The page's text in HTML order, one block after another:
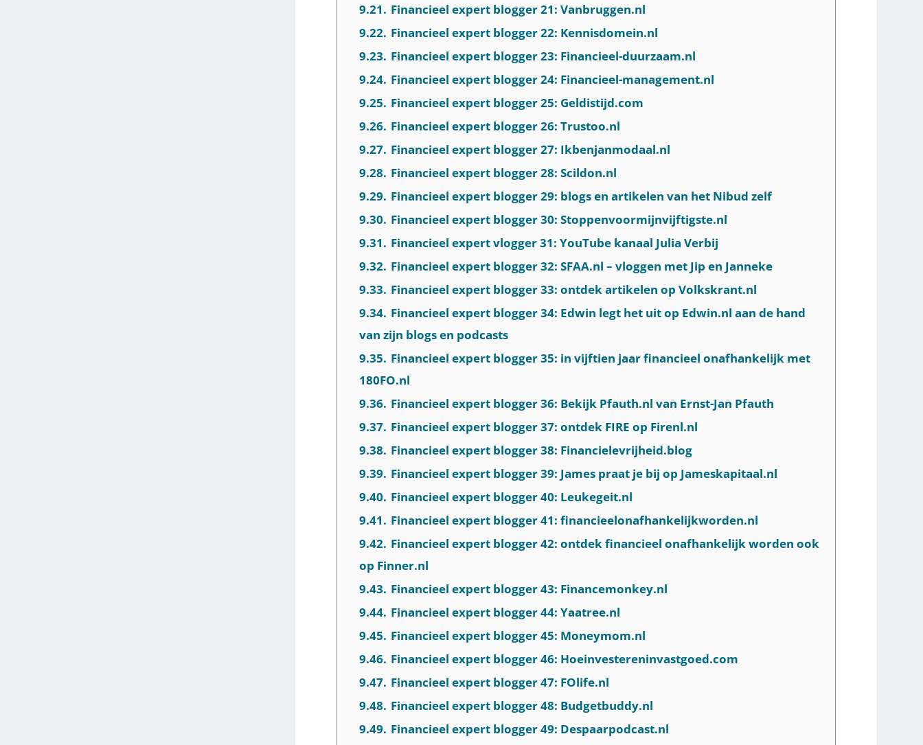
9.21. Financieel expert blogger 21: Vanbruggen.nl
9.22. Financieel expert blogger 22: Kennisdomein.nl
9.23. Financieel expert blogger 23: Financieel-duurzaam.nl
9.24. Financieel expert blogger 24: Financieel-management.nl
9.25. Financieel expert blogger 25: Geldistijd.com
9.26. Financieel expert blogger 26: Trustoo.nl
9.27. Financieel expert blogger 27: Ikbenjanmodaal.nl
9.28. Financieel expert blogger 28: Scildon.nl
9.29. Financieel expert blogger 29: blogs en artikelen van het Nibud zelf
9.30. Financieel expert blogger 30: Stoppenvoormijnvijftigste.nl
9.31. Financieel expert vlogger 31: YouTube kanaal Julia Verbij
9.32. Financieel expert blogger 32: SFAA.nl – vloggen met Jip en Janneke
9.33. Financieel expert blogger 33: ontdek artikelen op Volkskrant.nl
9.34. Financieel expert blogger 34: Edwin legt het uit op Edwin.nl aan de hand
van zijn blogs en podcasts
9.35. Financieel expert blogger 35: in vijftien jaar financieel onafhankelijk met
180FO.nl
9.36. Financieel expert blogger 36: Bekijk Pfauth.nl van Ernst-Jan Pfauth
9.37. Financieel expert blogger 37: ontdek FIRE op Firenl.nl
9.38. Financieel expert blogger 38: Financielevrijheid.blog
9.39. Financieel expert blogger 39: James praat je bij op Jameskapitaal.nl
9.40. Financieel expert blogger 40: Leukegeit.nl
9.41. Financieel expert blogger 41: financieelonafhankelijkworden.nl
9.42. Financieel expert blogger 42: ontdek financieel onafhankelijk worden ook
op Finner.nl
9.43. Financieel expert blogger 43: Financemonkey.nl
9.44. Financieel expert blogger 44: Yaatree.nl
9.45. Financieel expert blogger 45: Moneymom.nl
9.46. Financieel expert blogger 46: Hoeinvestereninvastgoed.com
9.47. Financieel expert blogger 47: FOlife.nl
9.48. Financieel expert blogger 48: Budgetbuddy.nl
9.49. Financieel expert blogger 49: Despaarpodcast.nl